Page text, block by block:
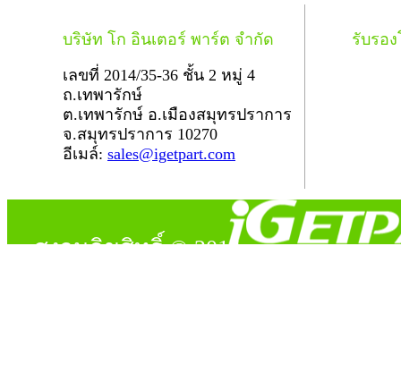
บริษัท โก อินเตอร์ พาร์ต จำกัด
เลขที่ 2014/35-36 ชั้น 2 หมู่ 4
ถ.เทพารักษ์
ต.เทพารักษ์ อ.เมืองสมุทรปราการ
จ.สมุทรปราการ 10270
อีเมล์: sales@igetpart.com
รับรอ
สงวนลิขสิทธิ์ © 2014